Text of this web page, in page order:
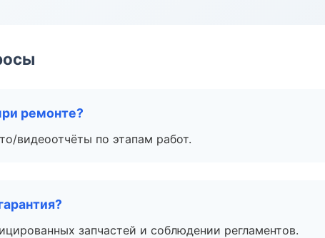
ремонте?
видеоотчёты по этапам работ.
запчастей и соблюдении регламентов.